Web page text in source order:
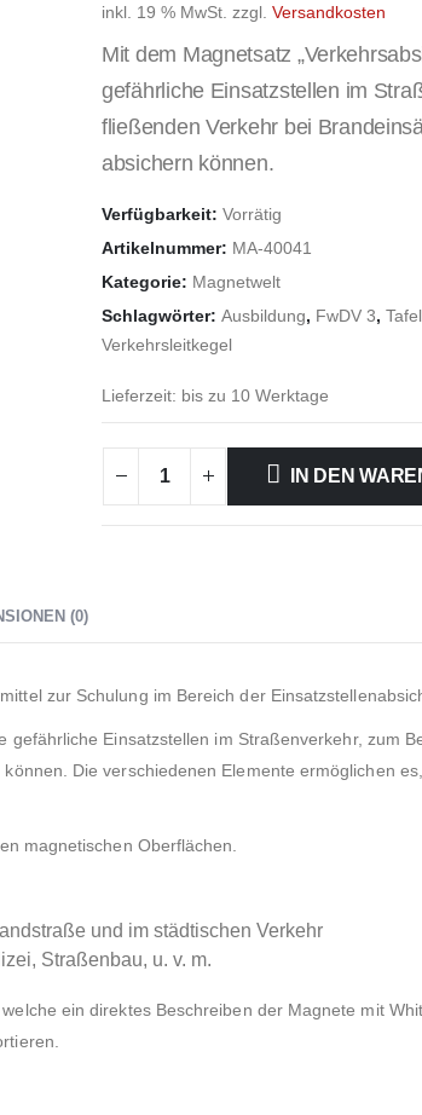
inkl. 19 % MwSt. zzgl. Versandkosten
Mit dem Magnetsatz
gefährliche Einsatzstellen im
fließenden Verkehr bei
absichern können.
Verfügbarkeit: Vorrätig
Artikelnummer: MA-40041
Kategorie: Magnetwelt
Schlagwörter: Ausbildung, FwDV 3,
Verkehrsleitkegel
Lieferzeit: bis zu 10 Werktage
IN DEN
(0)
zur Schulung im Bereich der
Einsatzstellen im Straßenverkehr, zum
Die verschiedenen Elemente ermöglichen
magnetischen Oberflächen.
und im städtischen Verkehr
Straßenbau, u. v. m.
ein direktes Beschreiben der Magnete mit